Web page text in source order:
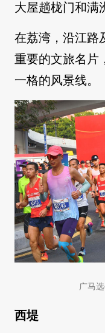
大屋趟栊门和满
在荔湾，沿江路
重要的文旅名片
一格的风景线。
广马
西堤